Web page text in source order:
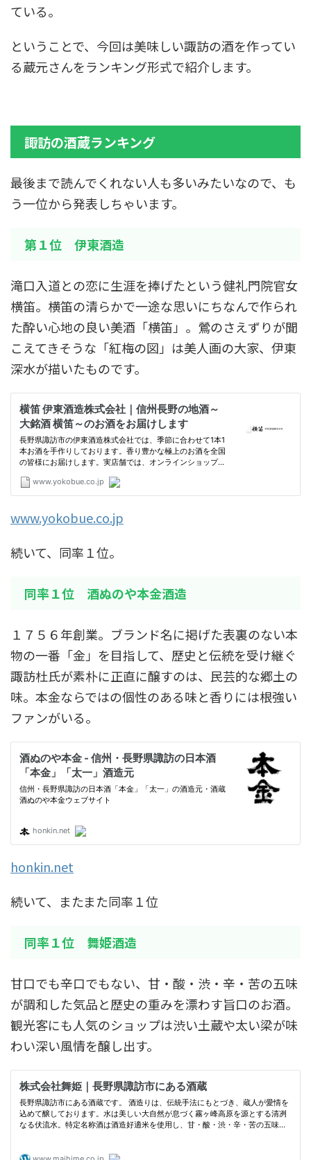
ている。
ということで、今回は美味しい諏訪の酒を作ってい
る蔵元さんをランキング形式で紹介します。
諏訪の酒蔵ランキング
最後まで読んでくれない人も多いみたいなので、も
う一位から発表しちゃいます。
第１位 伊東酒造
滝口入道との恋に生涯を捧げたという健礼門院官女
横笛。横笛の清らかで一途な思いにちなんで作られ
た酔い心地の良い美酒「横笛」。鶯のさえずりが聞
こえてきそうな「紅梅の図」は美人画の大家、伊東
深水が描いたものです。
www.yokobue.co.jp
続いて、同率１位。
同率１位 酒ぬのや本金酒造
１７５６年創業。ブランド名に掲げた表裏のない本
物の一番「金」を目指して、歴史と伝統を受け継ぐ
諏訪杜氏が素朴に正直に醸すのは、民芸的な郷土の
味。本金ならではの個性のある味と香りには根強い
ファンがいる。
honkin.net
続いて、またまた同率１位
同率１位 舞姫酒造
甘口でも辛口でもない、甘・酸・渋・辛・苦の五味
が調和した気品と歴史の重みを漂わす旨口のお酒。
観光客にも人気のショップは渋い土蔵や太い梁が味
わい深い風情を醸し出す。